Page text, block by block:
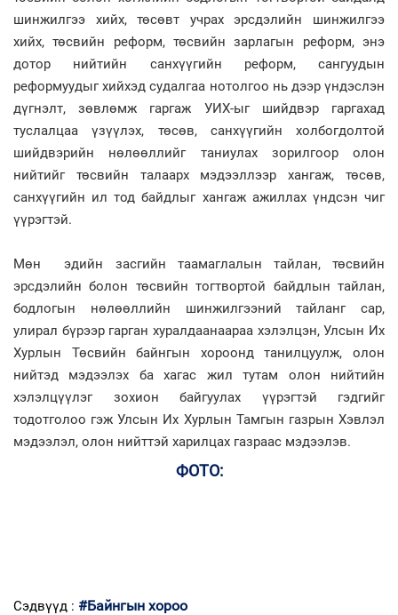
шинжилгээ хийх, төсөвт учрах эрсдэлийн шинжилгээ
хийх, төсвийн реформ, төсвийн зарлагын реформ, энэ
дотор нийтийн санхүүгийн реформ, сангуудын
реформуудыг хийхэд судалгаа нотолгоо нь дээр үндэслэн
дүгнэлт, зөвлөмж гаргаж УИХ-ыг шийдвэр гаргахад
туслалцаа үзүүлэх, төсөв, санхүүгийн холбогдолтой
шийдвэрийн нөлөөллийг таниулах зорилгоор олон
нийтийг төсвийн талаарх мэдээллээр хангаж, төсөв,
санхүүгийн ил тод байдлыг хангаж ажиллах үндсэн чиг
үүрэгтэй.
Мөн эдийн засгийн таамаглалын тайлан, төсвийн
эрсдэлийн болон төсвийн тогтвортой байдлын тайлан,
бодлогын нөлөөллийн шинжилгээний тайланг сар,
улирал бүрээр гарган хуралдаанаараа хэлэлцэн, Улсын Их
Хурлын Төсвийн байнгын хороонд танилцуулж, олон
нийтэд мэдээлэх ба хагас жил тутам олон нийтийн
хэлэлцүүлэг зохион байгуулах үүрэгтэй гэдгийг
тодотголоо гэж Улсын Их Хурлын Тамгын газрын Хэвлэл
мэдээлэл, олон нийттэй харилцах газраас мэдээлэв.
ФОТО:
Сэдвүүд : #Байнгын хороо